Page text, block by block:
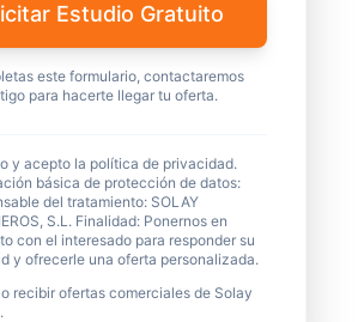
Estudio Gratuito
este formulario, contactaremos
para hacerte llegar tu oferta.
y acepto la política de privacidad.
básica de protección de datos:
del tratamiento: SOLAY
S.L. Finalidad: Ponernos en
con el interesado para responder su
y ofrecerle una oferta personalizada.
recibir ofertas comerciales de Solay